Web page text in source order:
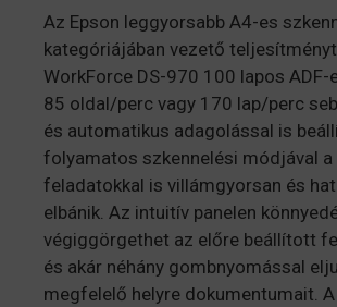
Az Epson leggyorsabb A4-es
kategóriájában vezető
WorkForce DS-970 100 lapos ADF-
85 oldal/perc vagy 170 lap/perc
és automatikus adagolással is
folyamatos szkennelési módjával a
feladatokkal is villámgyorsan és
elbánik. Az intuitív panelen
végiggörgethet az előre beállított
és akár néhány gombnyomással
megfelelő helyre dokumentumait. A